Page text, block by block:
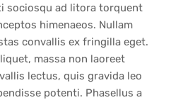
sociosqu ad litora torquent
himenaeos. Nullam
convallis ex fringilla eget.
massa non laoreet
lectus, quis gravida leo
potenti. Phasellus a